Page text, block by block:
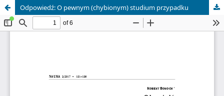
Odpowiedź: O pewnym (chybionym) studium przypadku